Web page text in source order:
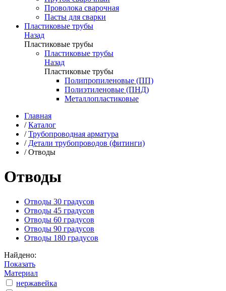
Проволока сварочная
Пасты для сварки
Пластиковые трубы
Назад
Пластиковые трубы
Пластиковые трубы
Назад
Пластиковые трубы
Полипропиленовые (ПП)
Полиэтиленовые (ПНД)
Металлопластиковые
Главная
/ Каталог
/ Трубопроводная арматура
/ Детали трубопроводов (фитинги)
/ Отводы
Отводы
Отводы 30 градусов
Отводы 45 градусов
Отводы 60 градусов
Отводы 90 градусов
Отводы 180 градусов
Найдено:
Показать
Материал
нержавейка